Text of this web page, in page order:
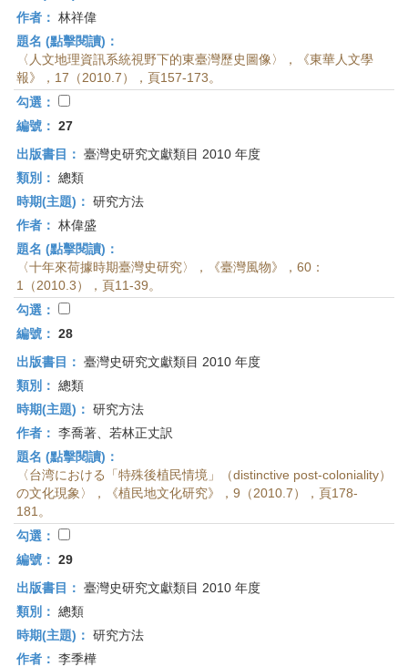
作者： 林祥偉
題名 (點擊閱讀)：
〈人文地理資訊系統視野下的東臺灣歷史圖像〉，《東華人文學
報》，17（2010.7），頁157-173。
勾選：
編號： 27
出版書目： 臺灣史研究文獻類目 2010 年度
類別： 總類
時期(主題)： 研究方法
作者： 林偉盛
題名 (點擊閱讀)：
〈十年來荷據時期臺灣史研究〉，《臺灣風物》，60：
1（2010.3），頁11-39。
勾選：
編號： 28
出版書目： 臺灣史研究文獻類目 2010 年度
類別： 總類
時期(主題)： 研究方法
作者： 李喬著、若林正丈訳
題名 (點擊閱讀)：
〈台湾における「特殊後植民情境」（distinctive post-coloniality）
の文化現象〉，《植民地文化研究》，9（2010.7），頁178-
181。
勾選：
編號： 29
出版書目： 臺灣史研究文獻類目 2010 年度
類別： 總類
時期(主題)： 研究方法
作者： 李季樺